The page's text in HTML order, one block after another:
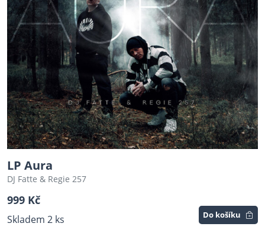
LP Aura
DJ Fatte & Regie 257
999 Kč
Skladem 2 ks Do košíku